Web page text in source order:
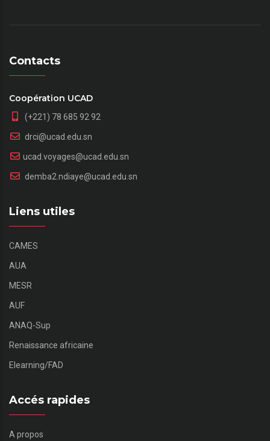
Contacts
Coopération UCAD
(+221) 78 685 92 92
drci@ucad.edu.sn
ucad.voyages@ucad.edu.sn
demba2.ndiaye@ucad.edu.sn
Liens utiles
CAMES
AUA
MESR
AUF
ANAQ-Sup
Renaissance africaine
Elearning/FAD
Accés rapides
A propos